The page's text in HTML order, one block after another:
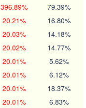
396.89% 79.39%
20.21% 16.80%
20.03% 14.18%
20.02% 14.77%
20.01% 5.62%
20.01% 6.12%
20.01% 18.37%
20.01% 6.83%